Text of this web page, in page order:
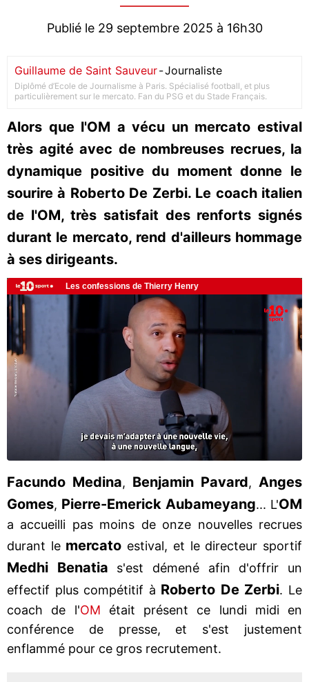
Publié le 29 septembre 2025 à 16h30
Guillaume de Saint Sauveur-Journaliste
Diplômé d’Ecole de Journalisme à Paris. Spécialisé football, et plus
particulièrement sur le mercato. Fan du PSG et du Stade Français.
Alors que l'OM a vécu un mercato estival
très agité avec de nombreuses recrues, la
dynamique positive du moment donne le
sourire à Roberto De Zerbi. Le coach italien
de l'OM, très satisfait des renforts signés
durant le mercato, rend d'ailleurs hommage
à ses dirigeants.
Facundo Medina, Benjamin Pavard, Anges
Gomes, Pierre-Emerick Aubameyang... L'OM
a accueilli pas moins de onze nouvelles recrues
durant le mercato estival, et le directeur sportif
Medhi Benatia s'est démené afin d'offrir un
effectif plus compétitif à Roberto De Zerbi. Le
coach de l'OM était présent ce lundi midi en
conférence de presse, et s'est justement
enflammé pour ce gros recrutement.